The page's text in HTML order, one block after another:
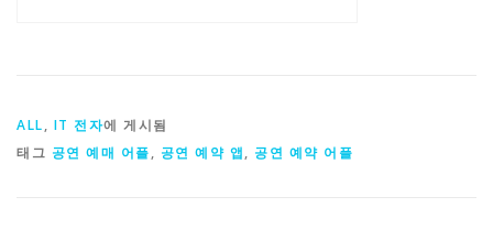
ALL, IT 전자에 게시됨
태그 공연 예매 어플, 공연 예약 앱, 공연 예약 어플